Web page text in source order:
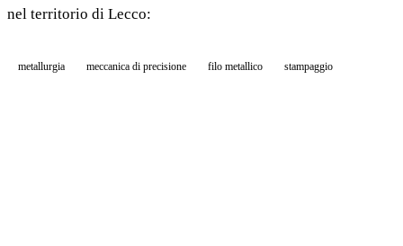
nel territorio di Lecco:
metallurgia meccanica di precisione filo metallico stampaggio